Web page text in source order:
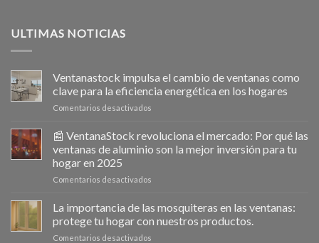
ULTIMAS NOTICIAS
Ventanastock impulsa el cambio de ventanas como
clave para la eficiencia energética en los hogares
Comentarios desactivados
impulsa
el
cambio
la
📰 VentanaStock revoluciona el mercado: Por qué las
ventanas de aluminio son la mejor inversión para tu
hogar en 2025
Comentarios desactivados
VentanaStock
revoluciona
el
La importancia de las mosquiteras en las ventanas:
protege tu hogar con nuestros productos.
Comentarios desactivados